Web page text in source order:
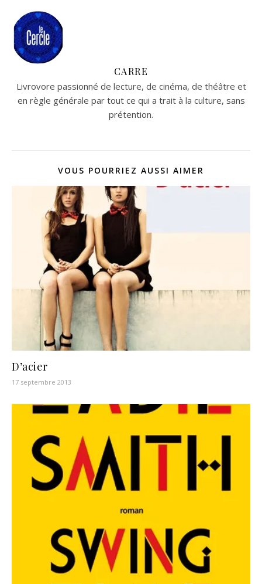
CARRE
Livrovore passionné de lecture, de cinéma, de théâtre et
en règle générale par tout ce qui a trait à la culture, sans
prétention.
VOUS POURRIEZ AUSSI AIMER
D’acier
17 septembre 2013